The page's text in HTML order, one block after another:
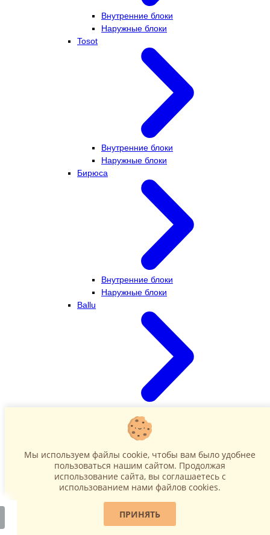
Внутренние блоки
Наружные блоки
Tosot
Внутренние блоки
Наружные блоки
Бирюса
Внутренние блоки
Наружные блоки
Ballu
Наружные блоки
Мы используем файлы cookie, чтобы вам было удобнее
пользоваться нашим сайтом. Продолжая
использование сайта, вы соглашаетесь c
использованием нами файлов cookies.
ПРИНЯТЬ